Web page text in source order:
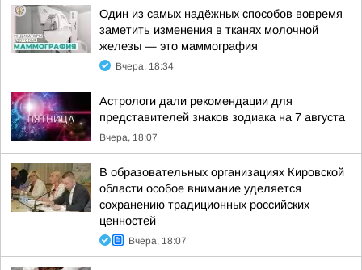
Один из самых надёжных способов вовремя
заметить изменения в тканях молочной
железы — это маммография
Вчера, 18:34
Астрологи дали рекомендации для
представителей знаков зодиака на 7 августа
Вчера, 18:07
В образовательных организациях Кировской
области особое внимание уделяется
сохранению традиционных российских
ценностей
Вчера, 18:07